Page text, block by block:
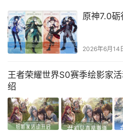
原神7.0砺
2026年6月14
王者荣耀世界S0赛季绘影家
绍